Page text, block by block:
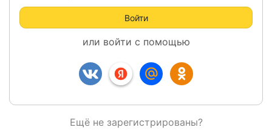
Войти
или войти с помощью
Ещё не зарегистрированы?